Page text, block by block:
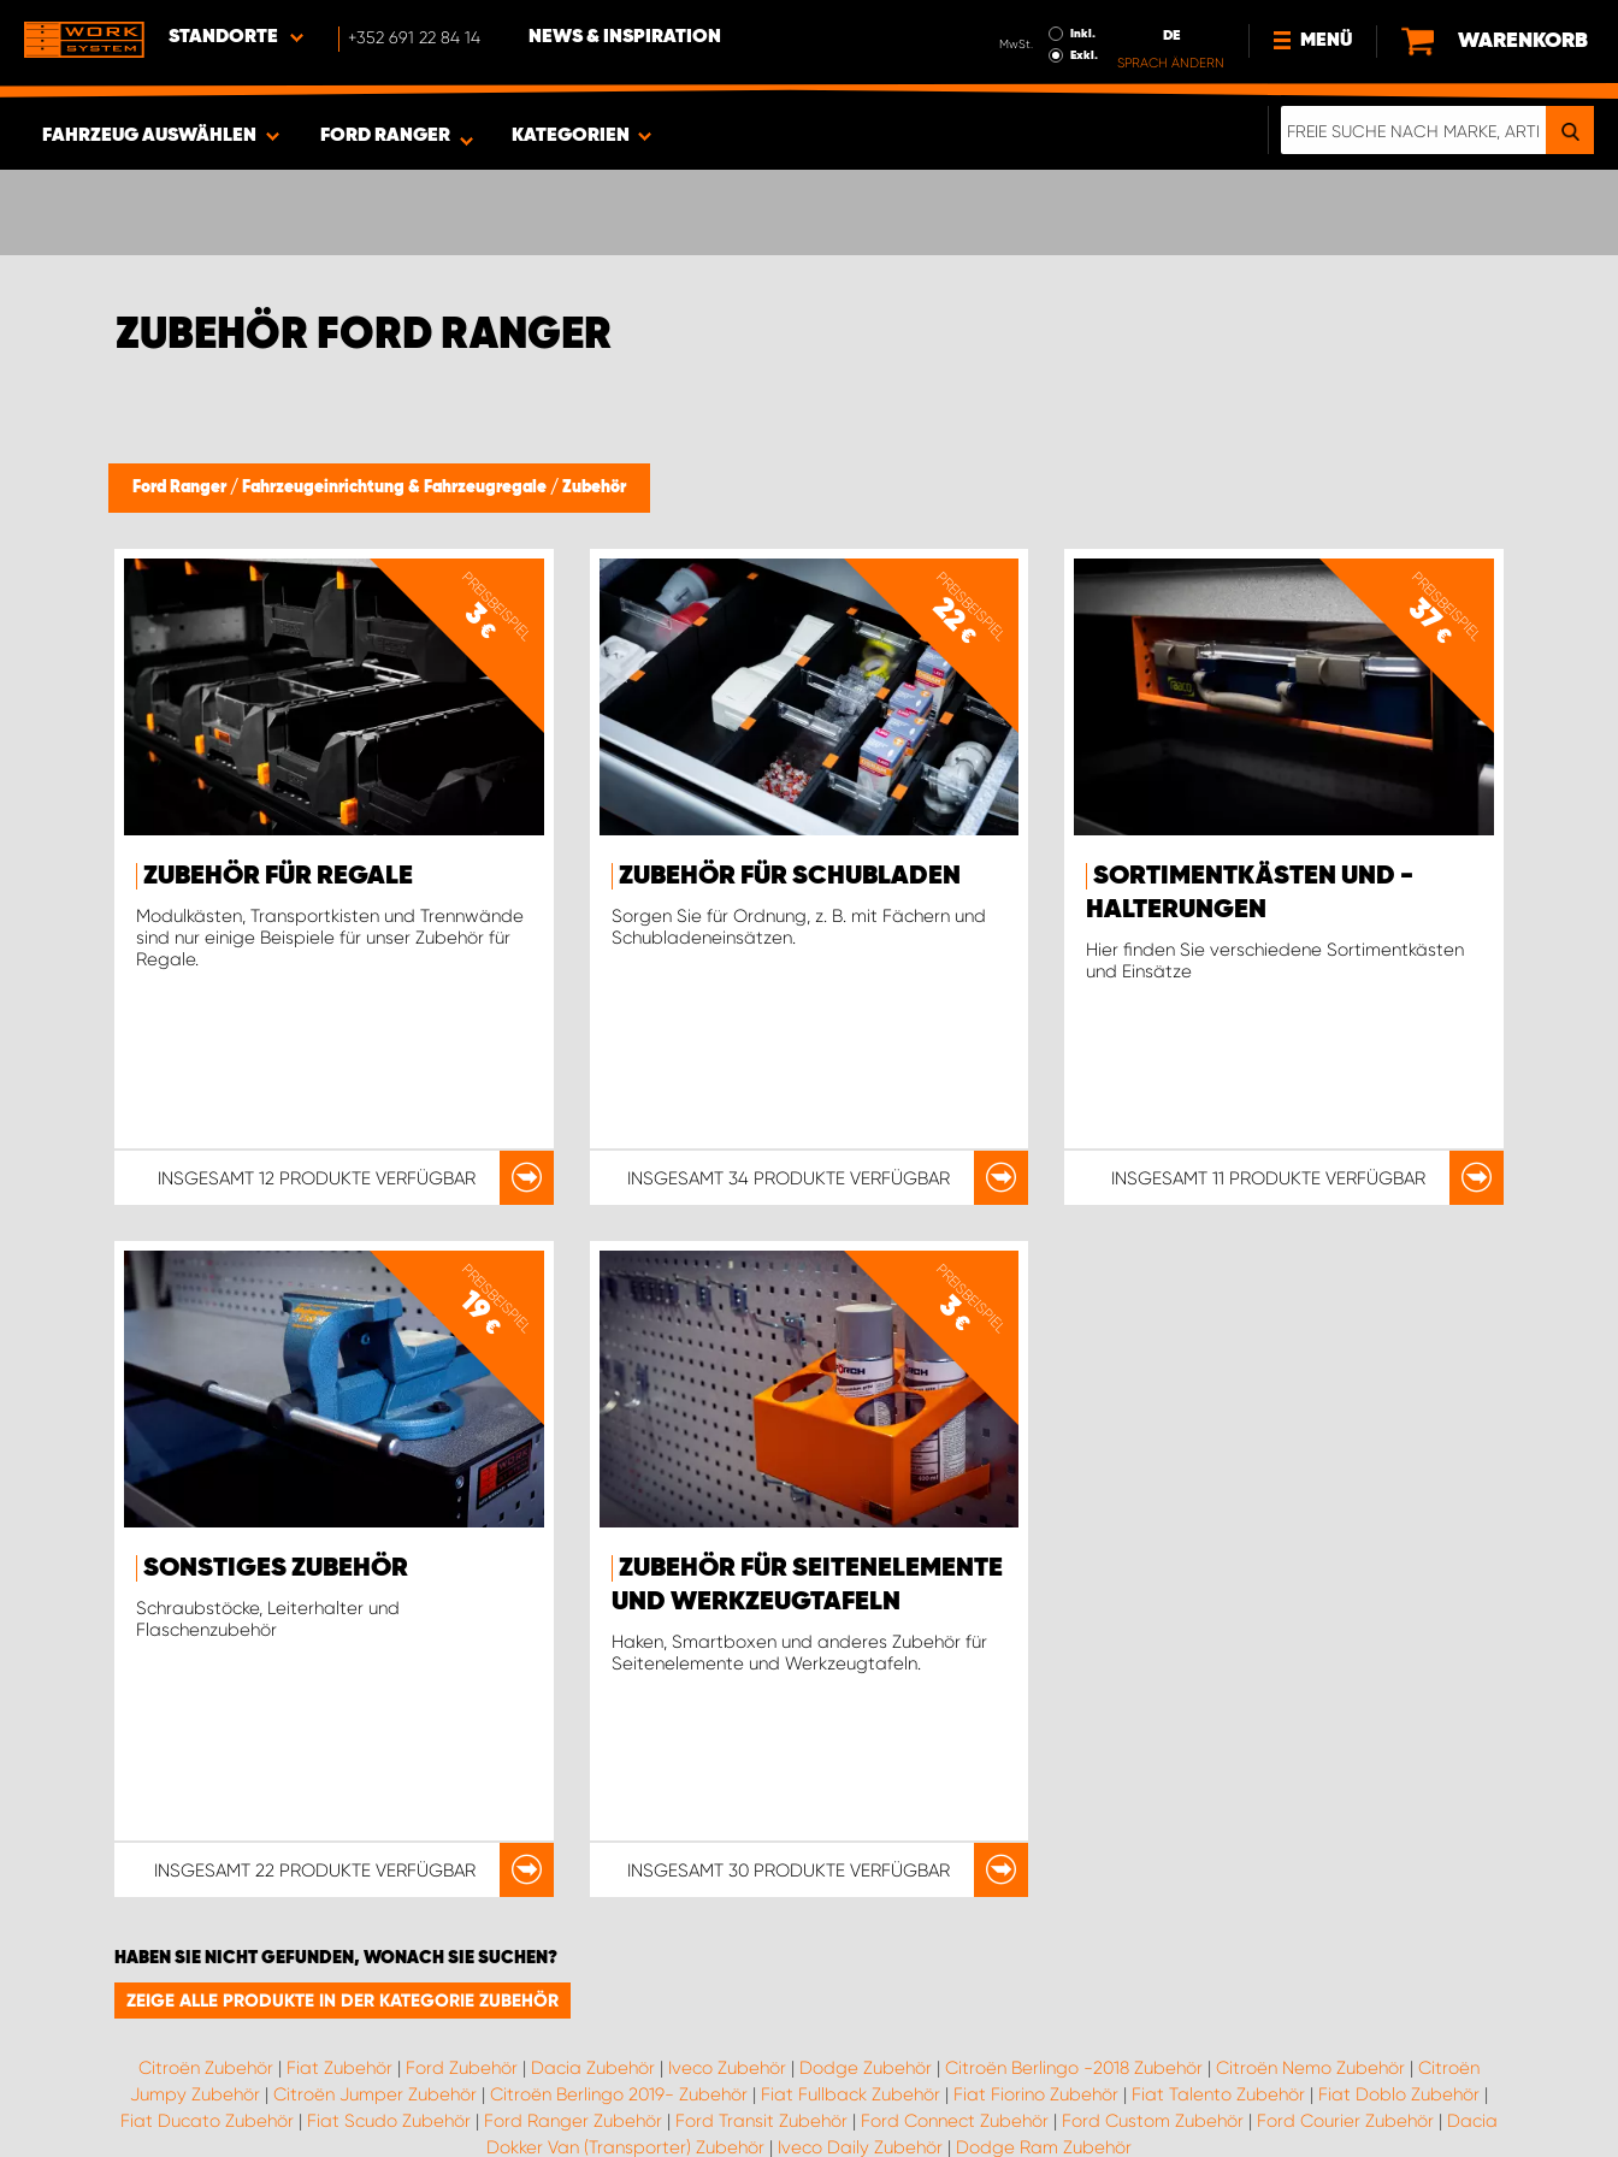
STANDORTE +352 691 22 84 14 NEWS & INSPIRATION MwSt.
Inkl.
Exkl.
DE
SPRACH ÄNDERN
MENÜ
NEWS
WARENKORB
FAHRZEUG AUSWÄHLEN
ARTIKEL
FORD RANGER KATEGORIEN
ZUBEHÖR FORD RANGER
Ford Ranger / Fahrzeugeinrichtung & Fahrzeugregale / Zubehör
PREISBEISPIEL
3
€
ZUBEHÖR FÜR REGALE
Modulkästen, Transportkisten und Trennwände
sind nur einige Beispiele für unser Zubehör für
Regale.
INSGESAMT 12 PRODUKTEVERFÜGBAR
PREISBEISPIEL
22
€
ZUBEHÖR FÜR SCHUBLADEN
Sorgen Sie für Ordnung, z. B. mit Fächern und
Schubladeneinsätzen.
INSGESAMT34 PRODUKTE VERFÜGBAR
PREISBEISPIEL
37
€
SORTIMENTKÄSTEN UND -
HALTERUNGEN
Hier finden Sie verschiedene Sortimentkästen
und Einsätze
INSGESAMT 11 PRODUKTEVERFÜGBAR
PREISBEISPIEL
19
€
SONSTIGES ZUBEHÖR
Schraubstöcke, Leiterhalter und
Flaschenzubehör
INSGESAMT 22 PRODUKTEVERFÜGBAR
PREISBEISPIEL
3
€
ZUBEHÖR FÜR SEITENELEMENTE
UND WERKZEUGTAFELN
Haken, Smartboxen und anderes Zubehör für
Seitenelemente und Werkzeugtafeln.
INSGESAMT30 PRODUKTE VERFÜGBAR
HABEN SIE NICHT GEFUNDEN, WONACH SIE SUCHEN?
ZEIGE ALLE PRODUKTE IN DER KATEGORIE ZUBEHÖR
Citroën Zubehör | Fiat Zubehör | Ford Zubehör | Dacia Zubehör | Iveco Zubehör | Dodge Zubehör | Citroën Berlingo -2018 Zubehör | Citroën Nemo Zubehör | Citroën
Jumpy Zubehör | Citroën Jumper Zubehör | Citroën Berlingo 2019- Zubehör | Fiat Fullback Zubehör | Fiat Fiorino Zubehör | Fiat Talento Zubehör | Fiat Doblo Zubehör |
Fiat Ducato Zubehör | Fiat Scudo Zubehör | Ford Ranger Zubehör | Ford Transit Zubehör | Ford Connect Zubehör | Ford Custom Zubehör | Ford Courier Zubehör | Dacia
Dokker Van (Transporter) Zubehör | Iveco Daily Zubehör | Dodge Ram Zubehör